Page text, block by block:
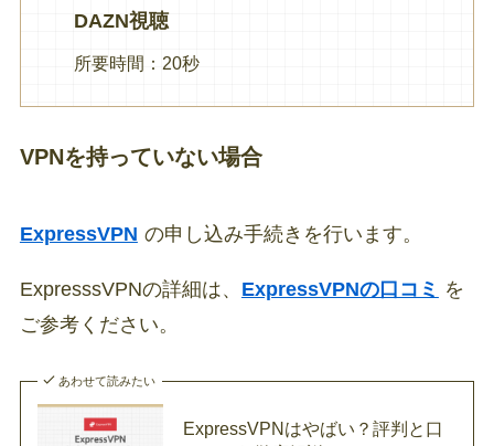
DAZN視聴
所要時間：20秒
VPNを持っていない場合
ExpressVPN の申し込み手続きを行います。
ExpresssVPNの詳細は、 ExpressVPNの口コミ を
ご参考ください。
あわせて読みたい
ExpressVPNはやばい？評判と口